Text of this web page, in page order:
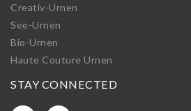
Creativ-Urnen
See-Urnen
Bio-Urnen
Haute Couture Urnen
STAY CONNECTED